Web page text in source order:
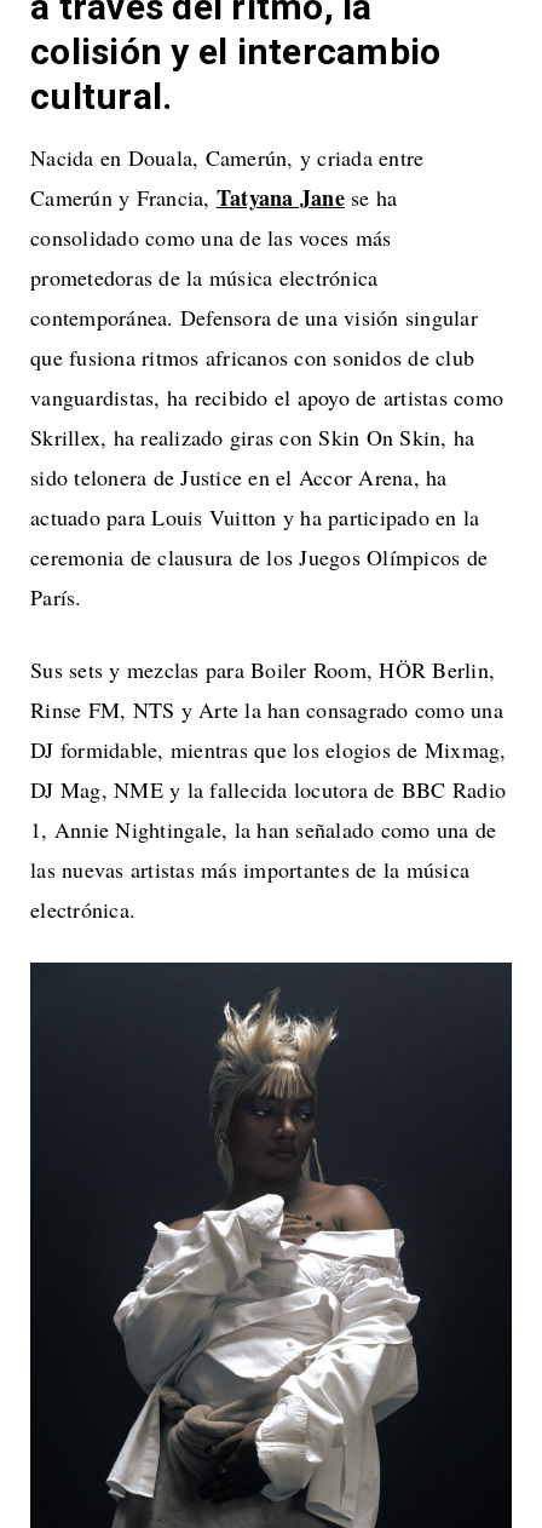
colisión y el intercambio
cultural.
Nacida en Douala, Camerún, y criada entre
Camerún y Francia, Tatyana Janese ha
consolidado como una de las voces más
prometedoras de la música electrónica
contemporánea. Defensora de una visión singular
que fusiona ritmos africanos con sonidos de club
vanguardistas, ha recibido el apoyo de artistas como
Skrillex, ha realizado giras con Skin On Skin, ha
sido telonera de Justice en el Accor Arena, ha
actuado para Louis Vuitton y ha participado en la
ceremonia de clausura de los Juegos Olímpicos de
París.
Sus sets y mezclas para Boiler Room, HÖR Berlin,
Rinse FM, NTS y ​​Arte la han consagrado como una
DJ formidable, mientras que los elogios de Mixmag,
DJ Mag, NME y la fallecida locutora de BBC Radio
1, Annie Nightingale, la han señalado como una de
las nuevas artistas más importantes de la música
electrónica.